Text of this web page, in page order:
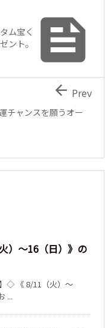

ム宝く
ント。
チャンスを願うオー
 Prev
）～16（日）》の
◇ 《 8/11（火）～
...